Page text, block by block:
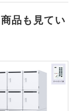
品も見てい